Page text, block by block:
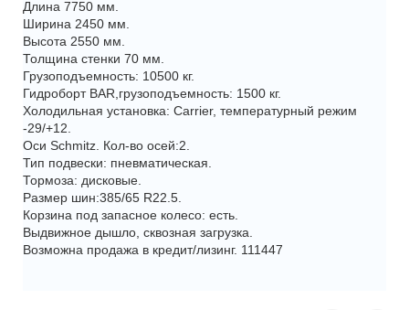
Длина 7750 мм.
Ширина 2450 мм.
Высота 2550 мм.
Толщина стенки 70 мм.
Грузоподъемность: 10500 кг.
Гидроборт BAR,грузоподъемность: 1500 кг.
Холодильная установка: Carrier, температурный режим
-29/+12.
Оси Schmitz. Кол-во осей:2.
Тип подвески: пневматическая.
Тормоза: дисковые.
Размер шин:385/65 R22.5.
Корзина под запасное колесо: есть.
Выдвижное дышло, сквозная загрузка.
Возможна продажа в кредит/лизинг. 111447